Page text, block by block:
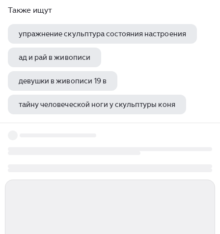
Также ищут
упражнение скульптура состояния настроения
ад и рай в живописи
девушки в живописи 19 в
тайну человеческой ноги у скульптуры коня